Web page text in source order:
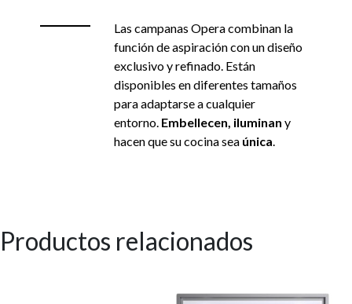
Las campanas Opera combinan la
función de aspiración con un diseño
exclusivo y refinado. Están
disponibles en diferentes tamaños
para adaptarse a cualquier
entorno. Embellecen, iluminan y
hacen que su cocina sea única.
Productos relacionados